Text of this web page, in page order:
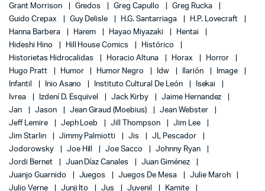
Grant Morrison
Gredos Greg Capullo
Greg Rucka
Guido Crepax
Guy Delisle H.G. Santarriaga
H.P. Lovecraft
Hanna Barbera
Harem Hayao Miyazaki
Hentai
Hideshi Hino
Hill House Comics
Histórico
Historietas Hidrocalidas
Horacio Altuna Horax
Horror
Hugo Pratt
Humor Humor Negro Idw Ilarión
Image
Infantil
Inio Asano Instituto Cultural De León
Isekai
Ivrea
Izdení D. Esquivel Jack Kirby
Jaime Hernandez
Jan
Jason Jean Giraud (Moebius)
Jean Webster
Jeff Lemire
Jeph Loeb Jill Thompson
Jim Lee
Jim Starlin
Jimmy Palmiotti Jis
JL Pescador
Jodorowsky
Joe Hill Joe Sacco
Johnny Ryan
Jordi Bernet
Juan Díaz Canales
Juan Giménez
Juanjo Guarnido
Juegos Juegos De Mesa
Julie Maroh
Julio Verne
Junji Ito Jus Juvenil
Kamite